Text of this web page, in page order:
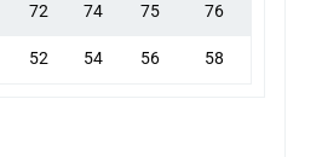
72 74 75 76
52 54 56 58